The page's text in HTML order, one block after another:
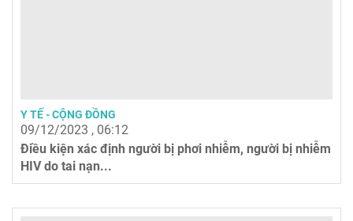
Y TẾ - CỘNG ĐỒNG
09/12/2023 , 06:12
Điều kiện xác định người bị phơi nhiễm, người bị nhiễm
HIV do tai nạn...